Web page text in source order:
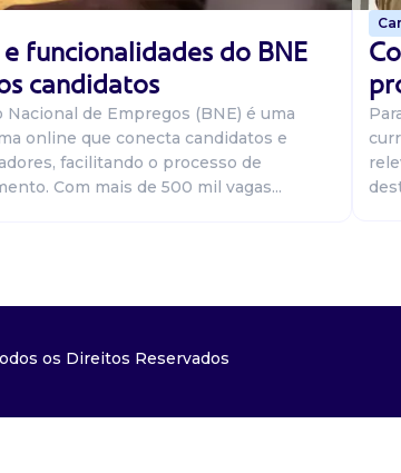
e funcionalidades do BNE
candidatos
Nacional de Empregos (BNE) é uma
online que conecta candidatos e
facilitando o processo de
Com mais de 500 mil vagas...
os Direitos Reservados